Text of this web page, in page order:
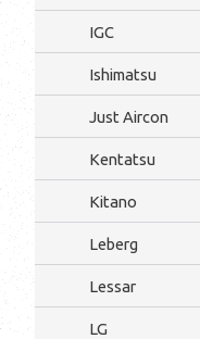
IGC
Ishimatsu
Just Aircon
Kentatsu
Kitano
Leberg
Lessar
LG